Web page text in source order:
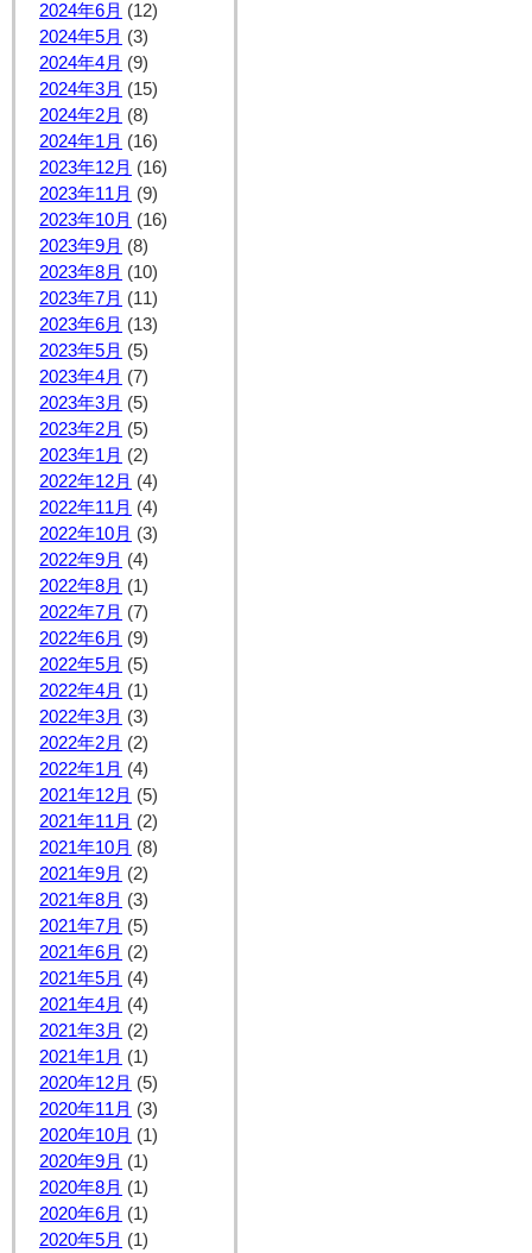
2024年6月 (12)
2024年5月 (3)
2024年4月 (9)
2024年3月 (15)
2024年2月 (8)
2024年1月 (16)
2023年12月 (16)
2023年11月 (9)
2023年10月 (16)
2023年9月 (8)
2023年8月 (10)
2023年7月 (11)
2023年6月 (13)
2023年5月 (5)
2023年4月 (7)
2023年3月 (5)
2023年2月 (5)
2023年1月 (2)
2022年12月 (4)
2022年11月 (4)
2022年10月 (3)
2022年9月 (4)
2022年8月 (1)
2022年7月 (7)
2022年6月 (9)
2022年5月 (5)
2022年4月 (1)
2022年3月 (3)
2022年2月 (2)
2022年1月 (4)
2021年12月 (5)
2021年11月 (2)
2021年10月 (8)
2021年9月 (2)
2021年8月 (3)
2021年7月 (5)
2021年6月 (2)
2021年5月 (4)
2021年4月 (4)
2021年3月 (2)
2021年1月 (1)
2020年12月 (5)
2020年11月 (3)
2020年10月 (1)
2020年9月 (1)
2020年8月 (1)
2020年6月 (1)
2020年5月 (1)